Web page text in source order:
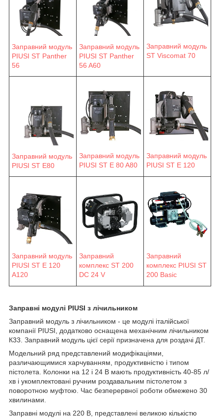
Заправний модуль
PIUSI ST Panther
56
Заправний модуль
PIUSI ST Panther
56 A60
Заправний модуль
ST Viscomat 70
Заправний модуль
PIUSI ST E80
Заправний модуль
PIUSI ST E 80 A80
Заправний модуль
PIUSI ST E 120
Заправний модуль
PIUSI ST E 120
A120
Заправний
комплекс ST 200
DC 24 V
Заправний
комплекс PIUSI ST
200 Basic
Заправні модулі PIUSI з лічильником
Заправний модуль з лічильником - це модулі італійської
компанії PIUSI, додатково оснащена механічним лічильником
К33. Заправний модуль цієї серії призначена для роздачі ДТ.
Модельний ряд представлений модифікаціями,
различающимися харчуванням, продуктивністю і типом
пістолета. Колонки на 12 і 24 В мають продуктивність 40-85 л/
хв і укомплектовані ручним роздавальним пістолетом з
поворотною муфтою. Час безперервної роботи обмежено 30
хвилинами.
Заправні модулі на 220 В, представлені великою кількістю